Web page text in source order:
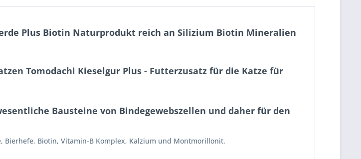
Plus Biotin Naturprodukt reich an Silizium Biotin Mineralien
Tomodachi Kieselgur Plus - Futterzusatz für die Katze für
Bausteine von Bindegewebszellen und daher für den
Biotin, Vitamin-B Komplex, Kalzium und Montmorillonit.